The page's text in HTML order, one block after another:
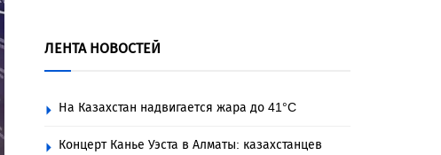
ЛЕНТА НОВОСТЕЙ
На Казахстан надвигается жара до 41°C
Концерт Канье Уэста в Алматы: казахстанцев